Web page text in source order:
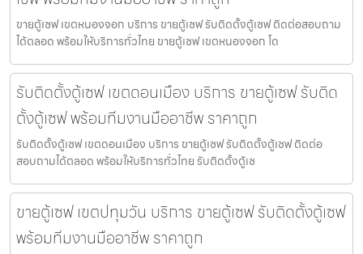
ขายตู้เซฟ เขตหนองจอก บริการ ขายตู้เซฟ รับติดตั้งตู้เซฟ ติดต่อสอบถาม
ได้ตลอด พร้อมให้บริการทั่วไทย ขายตู้เซฟ เขตหนองจอก โด
รับติดตั้งตู้เซฟ เขตดอนเมือง บริการ ขายตู้เซฟ รับติด
ตั้งตู้เซฟ พร้อมทีมงานมืออาชีพ ราคาถูก
รับติดตั้งตู้เซฟ เขตดอนเมือง บริการ ขายตู้เซฟ รับติดตั้งตู้เซฟ ติดต่อ
สอบถามได้ตลอด พร้อมให้บริการทั่วไทย รับติดตั้งตู้เซ
ขายตู้เซฟ เขตปทุมวัน บริการ ขายตู้เซฟ รับติดตั้งตู้เซฟ
พร้อมทีมงานมืออาชีพ ราคาถูก